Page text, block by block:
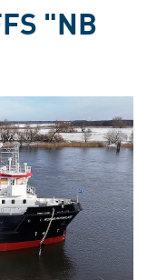
"NB